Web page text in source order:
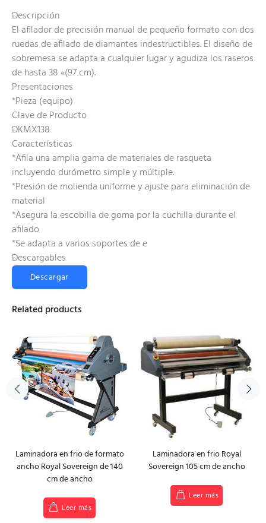
Descripción
El afilador de precisión manual de pequeño formato con dos
ruedas de afilado de diamantes indestructibles. El diseño de
sobremesa se adapta a cualquier lugar y agudiza los raseros
de hasta 38 «(97 cm).
Presentaciones
*Pieza (equipo)
Clave de Producto
DKMX138
Características
*Afila una amplia gama de materiales de rasqueta
incluyendo durómetro simple y múltiple.
*Presión de molienda uniforme y ajuste para eliminación de
material
*Asegura la escobilla de goma por la cuchilla durante el
afilado
*Se adapta a varios soportes de e
Descargables
Descargar
Related products
Laminadora en frio de formato
ancho Royal Sovereign de 140
cm de ancho
Leer más
Laminadora en frio Royal
Sovereign 105 cm de ancho
Leer más